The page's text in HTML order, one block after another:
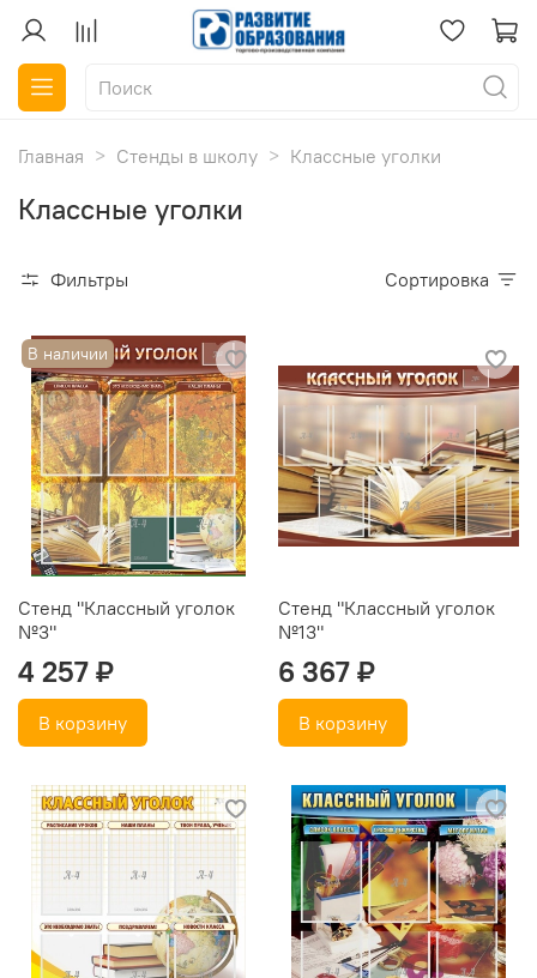
Главная Стенды в школу Классные уголки
Классные уголки
Фильтры Сортировка
В наличии
Стенд "Классный уголок
№3"
4 257 ₽
В корзину
Стенд "Классный уголок
№13"
6 367 ₽
В корзину